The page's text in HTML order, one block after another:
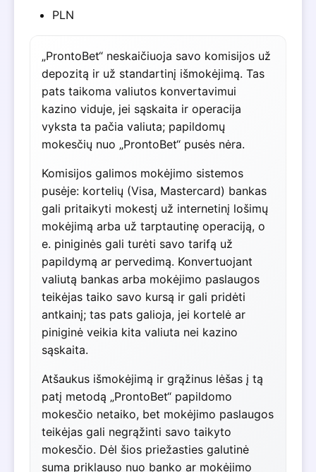
PLN
„ProntoBet“ neskaičiuoja savo komisijos už
depozitą ir už standartinį išmokėjimą. Tas
pats taikoma valiutos konvertavimui
kazino viduje, jei sąskaita ir operacija
vyksta ta pačia valiuta; papildomų
mokesčių nuo „ProntoBet“ pusės nėra.
Komisijos galimos mokėjimo sistemos
pusėje: kortelių (Visa, Mastercard) bankas
gali pritaikyti mokestį už internetinį lošimų
mokėjimą arba už tarptautinę operaciją, o
e. piniginės gali turėti savo tarifą už
papildymą ar pervedimą. Konvertuojant
valiutą bankas arba mokėjimo paslaugos
teikėjas taiko savo kursą ir gali pridėti
antkainį; tas pats galioja, jei kortelė ar
piniginė veikia kita valiuta nei kazino
sąskaita.
Atšaukus išmokėjimą ir grąžinus lėšas į tą
patį metodą „ProntoBet“ papildomo
mokesčio netaiko, bet mokėjimo paslaugos
teikėjas gali negrąžinti savo taikyto
mokesčio. Dėl šios priežasties galutinė
suma priklauso nuo banko ar mokėjimo